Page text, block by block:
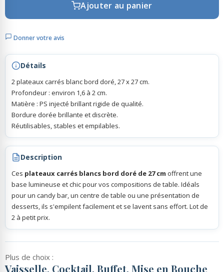
Scrapbooking, Loisirs Créatifs
Ajouter au panier
Donner votre avis
Détails
2 plateaux carrés blanc bord doré, 27 x 27 cm.
Profondeur : environ 1,6 à 2 cm.
Matière : PS injecté brillant rigide de qualité.
Bordure dorée brillante et discrète.
Réutilisables, stables et empilables.
Description
Ces plateaux carrés blancs bord doré de 27 cm offrent une
base lumineuse et chic pour vos compositions de table. Idéals
pour un candy bar, un centre de table ou une présentation de
desserts, ils s'empilent facilement et se lavent sans effort. Lot de
2 à petit prix.
Plus de choix :
Vaisselle, Cocktail, Buffet, Mise en Bouche